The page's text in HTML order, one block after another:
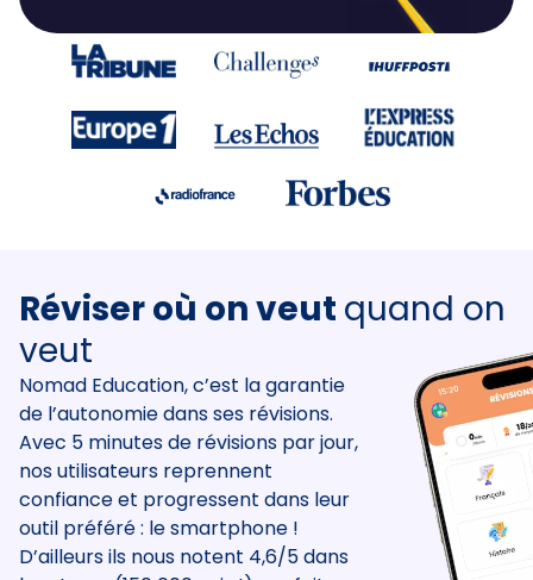
Réviser où on veut quand on
veut
Nomad Education, c’est la garantie
de l’autonomie dans ses révisions.
Avec 5 minutes de révisions par jour,
nos utilisateurs reprennent
confiance et progressent dans leur
outil préféré : le smartphone !
D’ailleurs ils nous notent 4,6/5 dans